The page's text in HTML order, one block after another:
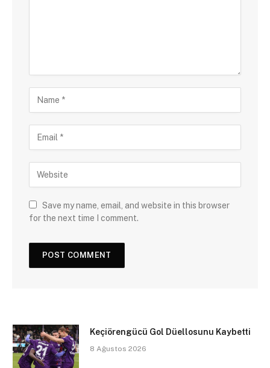
Save my name, email, and website in this browser
for the next time I comment.
Keçiörengücü Gol Düellosunu Kaybetti
8 Ağustos 2026